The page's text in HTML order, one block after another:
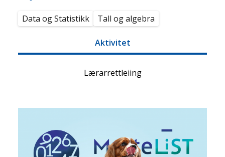
Data og Statistikk Tall og algebra
Aktivitet
Lærarrettleiing